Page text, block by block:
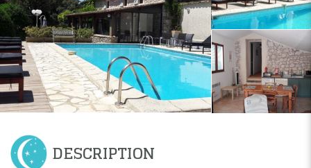
DESCRIPTION